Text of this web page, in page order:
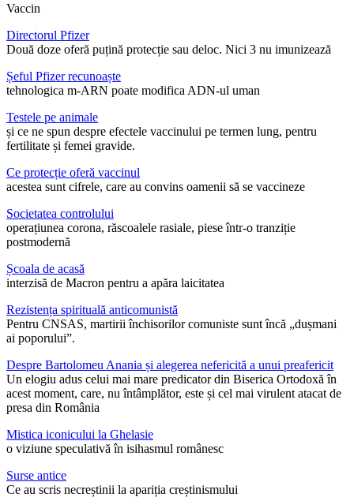
Vaccin
Directorul Pfizer
Două doze oferă puțină protecție sau deloc. Nici 3 nu imunizează
Șeful Pfizer recunoaște
tehnologica m-ARN poate modifica ADN-ul uman
Testele pe animale
și ce ne spun despre efectele vaccinului pe termen lung, pentru
fertilitate și femei gravide.
Ce protecție oferă vaccinul
acestea sunt cifrele, care au convins oamenii să se vaccineze
Societatea controlului
operațiunea corona, răscoalele rasiale, piese într-o tranziție
postmodernă
Școala de acasă
interzisă de Macron pentru a apăra laicitatea
Rezistența spirituală anticomunistă
Pentru CNSAS, martirii închisorilor comuniste sunt încă „dușmani
ai poporului”.
Despre Bartolomeu Anania și alegerea nefericită a unui preafericit
Un elogiu adus celui mai mare predicator din Biserica Ortodoxă în
acest moment, care, nu întâmplător, este și cel mai virulent atacat de
presa din România
Mistica iconicului la Ghelasie
o viziune speculativă în isihasmul românesc
Surse antice
Ce au scris necreștinii la apariția creștinismului